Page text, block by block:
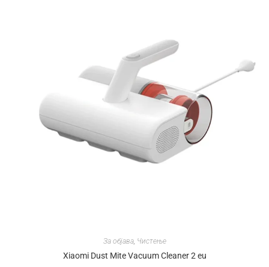
За објава, Чистење
Xiaomi Dust Mite Vacuum Cleaner 2 eu